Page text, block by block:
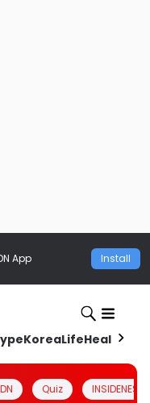
App Install
KoreaLifeHealth
Quiz INSIDENESIA